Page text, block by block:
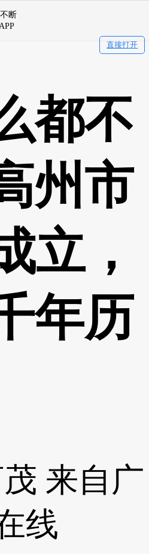
断
直接打开
都不
州市
立，
年历
来自广
线